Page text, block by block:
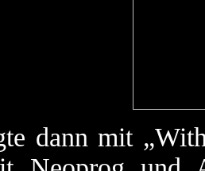
dann mit